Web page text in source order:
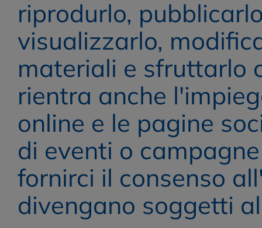
riprodurlo,
visualizzarlo,
materiali e sfruttarlo
rientra anche
online e le pagine
di eventi o
fornirci il consenso
divengano soggetti